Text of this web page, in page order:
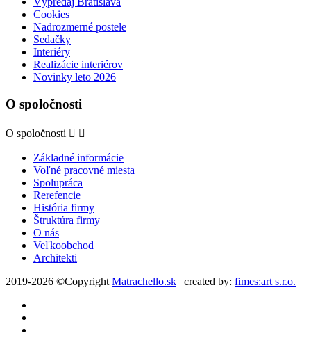
Cookies
Nadrozmerné postele
Sedačky
Interiéry
Realizácie interiérov
Novinky leto 2026
O spoločnosti
O spoločnosti  
Základné informácie
Voľné pracovné miesta
Spolupráca
Rerefencie
História firmy
Štruktúra firmy
O nás
Veľkoobchod
Architekti
2019-2026 ©Copyright Matrachello.sk | created by: fimes:art s.r.o.